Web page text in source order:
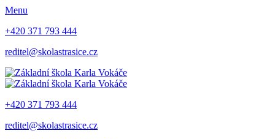
Menu
+420 371 793 444
reditel@skolastrasice.cz
+420 371 793 444
reditel@skolastrasice.cz